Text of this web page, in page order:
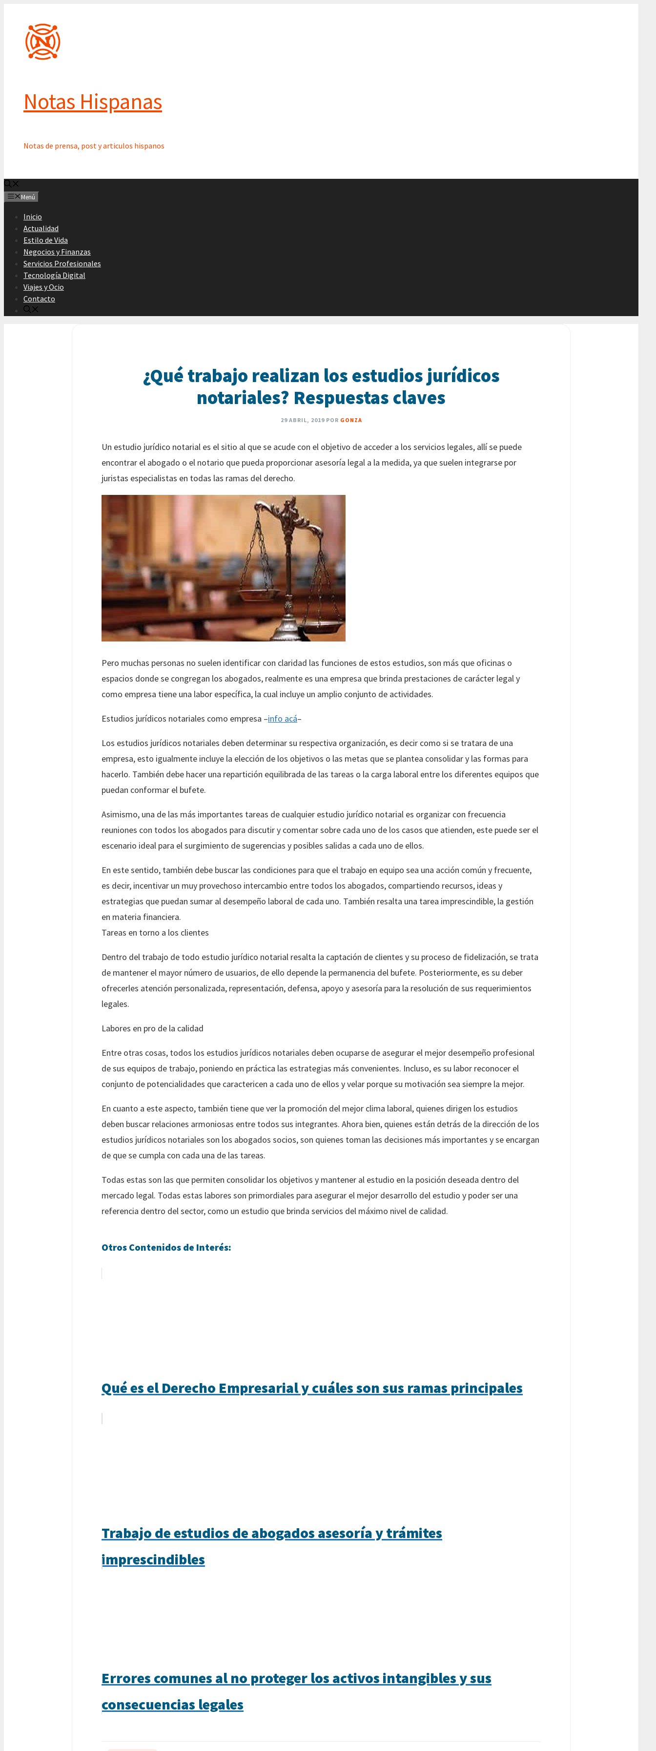
contenido
Notas Hispanas
Notas de prensa, post y articulos hispanos
Menú
Inicio
Actualidad
Estilo de Vida
Negocios y Finanzas
Servicios Profesionales
Tecnología Digital
Viajes y Ocio
Contacto
¿Qué trabajo realizan los estudios jurídicos
notariales? Respuestas claves
29 ABRIL, 2019 POR GONZA
Un estudio jurídico notarial es el sitio al que se acude con el objetivo de acceder a los servicios legales, allí se puede
encontrar el abogado o el notario que pueda proporcionar asesoría legal a la medida, ya que suelen integrarse por
juristas especialistas en todas las ramas del derecho.
Pero muchas personas no suelen identificar con claridad las funciones de estos estudios, son más que oficinas o
espacios donde se congregan los abogados, realmente es una empresa que brinda prestaciones de carácter legal y
como empresa tiene una labor específica, la cual incluye un amplio conjunto de actividades.
Estudios jurídicos notariales como empresa –info acá–
Los estudios jurídicos notariales deben determinar su respectiva organización, es decir como si se tratara de una
empresa, esto igualmente incluye la elección de los objetivos o las metas que se plantea consolidar y las formas para
hacerlo. También debe hacer una repartición equilibrada de las tareas o la carga laboral entre los diferentes equipos que
puedan conformar el bufete.
Asimismo, una de las más importantes tareas de cualquier estudio jurídico notarial es organizar con frecuencia
reuniones con todos los abogados para discutir y comentar sobre cada uno de los casos que atienden, este puede ser el
escenario ideal para el surgimiento de sugerencias y posibles salidas a cada uno de ellos.
En este sentido, también debe buscar las condiciones para que el trabajo en equipo sea una acción común y frecuente,
es decir, incentivar un muy provechoso intercambio entre todos los abogados, compartiendo recursos, ideas y
estrategias que puedan sumar al desempeño laboral de cada uno. También resalta una tarea imprescindible, la gestión
en materia financiera.
Tareas en torno a los clientes
Dentro del trabajo de todo estudio jurídico notarial resalta la captación de clientes y su proceso de fidelización, se trata
de mantener el mayor número de usuarios, de ello depende la permanencia del bufete. Posteriormente, es su deber
ofrecerles atención personalizada, representación, defensa, apoyo y asesoría para la resolución de sus requerimientos
legales.
Labores en pro de la calidad
Entre otras cosas, todos los estudios jurídicos notariales deben ocuparse de asegurar el mejor desempeño profesional
de sus equipos de trabajo, poniendo en práctica las estrategias más convenientes. Incluso, es su labor reconocer el
conjunto de potencialidades que caractericen a cada uno de ellos y velar porque su motivación sea siempre la mejor.
En cuanto a este aspecto, también tiene que ver la promoción del mejor clima laboral, quienes dirigen los estudios
deben buscar relaciones armoniosas entre todos sus integrantes. Ahora bien, quienes están detrás de la dirección de los
estudios jurídicos notariales son los abogados socios, son quienes toman las decisiones más importantes y se encargan
de que se cumpla con cada una de las tareas.
Todas estas son las que permiten consolidar los objetivos y mantener al estudio en la posición deseada dentro del
mercado legal. Todas estas labores son primordiales para asegurar el mejor desarrollo del estudio y poder ser una
referencia dentro del sector, como un estudio que brinda servicios del máximo nivel de calidad.
Otros Contenidos de Interés:
Qué es el Derecho Empresarial y cuáles son sus ramas principales
Trabajo de estudios de abogados asesoría y trámites
imprescindibles
Errores comunes al no proteger los activos intangibles y sus
consecuencias legales